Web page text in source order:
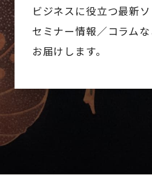
ビジネスに役立つ最新
セミナー情報／コラムな
お届けします。